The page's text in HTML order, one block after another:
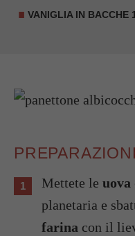
VANIGLIA IN BACCHE
Mettete le uova
planetaria e
farina con il